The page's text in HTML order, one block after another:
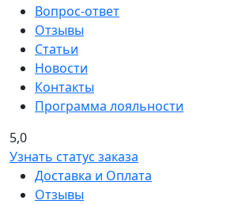
Вопрос-ответ
Отзывы
Статьи
Новости
Контакты
Программа лояльности
5,0
Узнать статус заказа
Доставка и Оплата
Отзывы